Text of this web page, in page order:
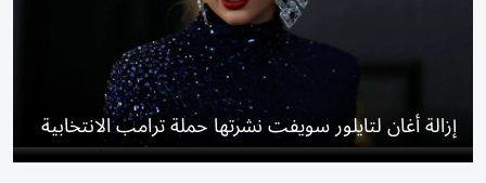
إزالة أغان لتايلور سويفت نشرتها حملة ترامب الانتخابية